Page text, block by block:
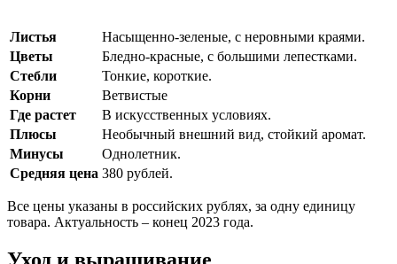
Листья
Насыщенно-зеленые, с неровными краями.
Цветы
Бледно-красные, с большими лепестками.
Стебли
Тонкие, короткие.
Корни
Ветвистые
Где растет
В искусственных условиях.
Плюсы
Необычный внешний вид, стойкий аромат.
Минусы
Однолетник.
Средняя цена 380 рублей.
Все цены указаны в российских рублях, за одну единицу
товара. Актуальность – конец 2023 года.